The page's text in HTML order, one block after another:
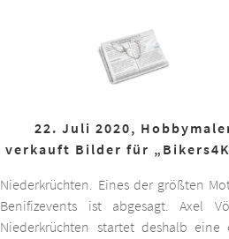
22. Juli 2020,
verkauft Bilder für
Niederkrüchten. Eines der größten
Benifizevents ist abgesagt. Axel
Niederkrüchten startet deshalb eine